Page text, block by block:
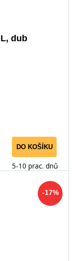
dub
DO KOŠÍKU
5-10 prac. dnů
-17%